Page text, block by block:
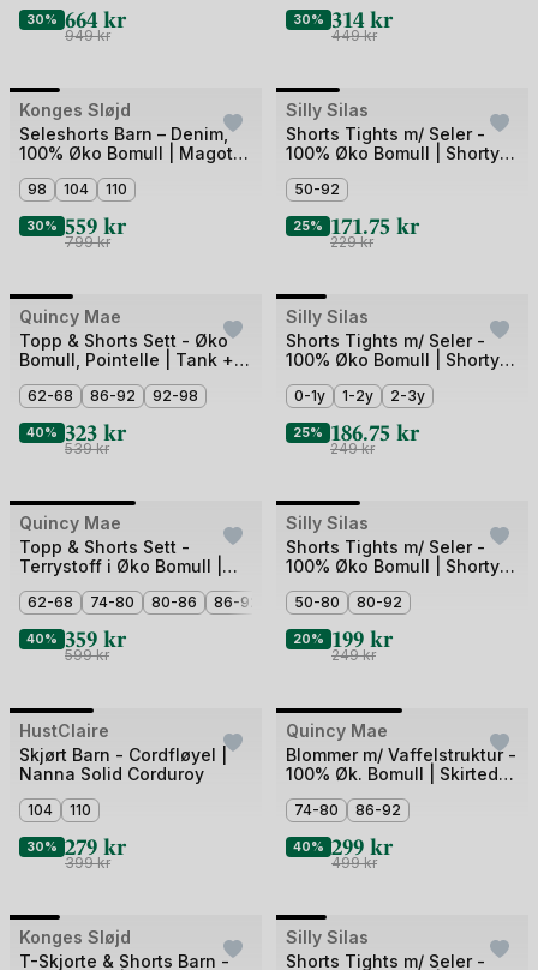
30% 664kr
949kr
30% 314kr
449kr
Outlet
Bilde
av
Konges Sløjd
Seleshorts Barn – Denim,
100% Øko Bomull | Magot
98 104 110
30% 559 kr
799kr
Bilde
av
4
Silly Silas
Shorts Tights m/ Seler -
100% Øko Bomull | Shorty
50-92
25% 171.75 kr
229kr
Outlet
Bilde
av
4
Quincy Mae
Topp & Shorts Sett - Øko
Bomull, Pointelle | Tank +
62-68 86-92 92-98
40% 323 kr
539kr
Bilde
av
Silly Silas
Shorts Tights m/ Seler -
100% Øko Bomull | Shorty
0-1y 1-2y 2-3y
25% 186.75 kr
249kr
Outlet
Bilde
av
Quincy Mae
Topp & Shorts Sett -
Terrystoff i Øko Bomull |
62-68 74-80 80-86 86-92 92-98
40% 359 kr
599kr
Bilde
av
Silly Silas
Shorts Tights m/ Seler -
100% Øko Bomull | Shorty
50-80 80-92
20% 199 kr
249kr
Outlet
Bilde
av
HustClaire
Skjørt Barn - Cordfløyel |
Nanna Solid Corduroy
104 110
30% 279 kr
399kr
Outlet
Bilde
av
Quincy Mae
Blommer m/ Vaffelstruktur -
100% Øk. Bomull | Skirted
74-80 86-92
40% 299 kr
499kr
Outlet
Bilde
Konges Sløjd
T-Skjorte & Shorts Barn -
Bilde
Silly Silas
Shorts Tights m/ Seler -